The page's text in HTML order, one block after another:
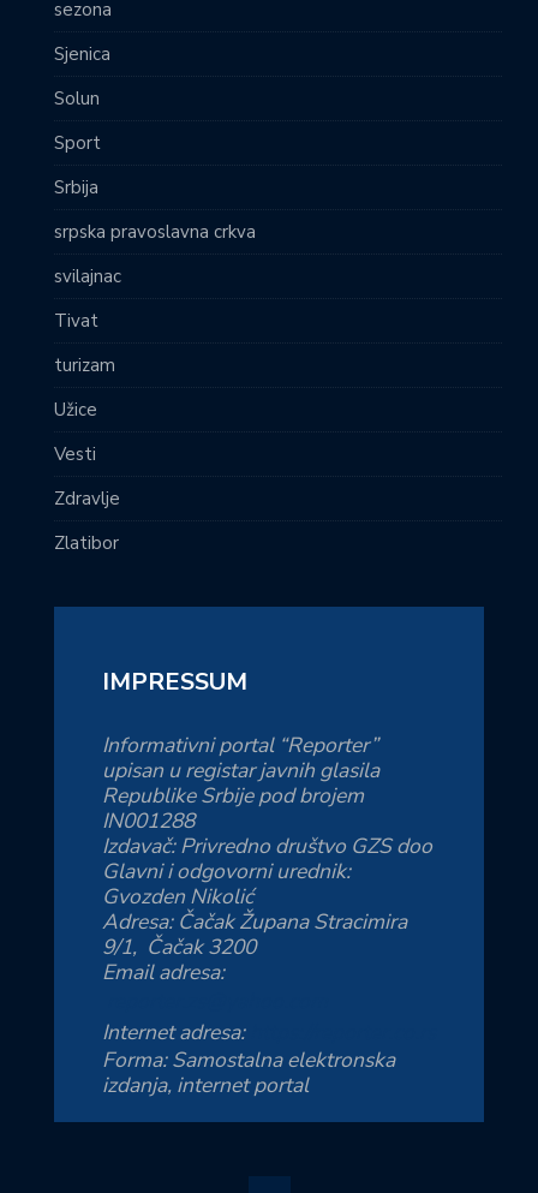
sezona
Sjenica
Solun
Sport
Srbija
srpska pravoslavna crkva
svilajnac
Tivat
turizam
Užice
Vesti
Zdravlje
Zlatibor
IMPRESSUM
Informativni portal “Reporter”
upisan u registar javnih glasila
Republike Srbije pod brojem
IN001288
Izdavač: Privredno društvo GZS doo
Glavni i odgovorni urednik:
Gvozden Nikolić
Adresa: Čačak Župana Stracimira
9/1, Čačak 3200
Email adresa:
Internet adresa:
Forma: Samostalna elektronska
izdanja, internet portal